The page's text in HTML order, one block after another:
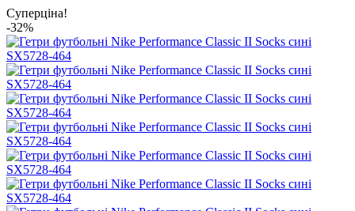
Суперціна!
-32%